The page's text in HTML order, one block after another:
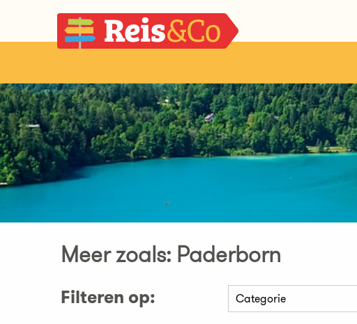
Meer zoals: Paderborn
Filteren op: